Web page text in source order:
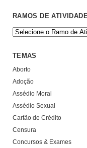
RAMOS DE
TEMAS
Aborto
Adoção
Assédio Moral
Assédio Sexual
Cartão de Crédito
Censura
Concursos & Exames